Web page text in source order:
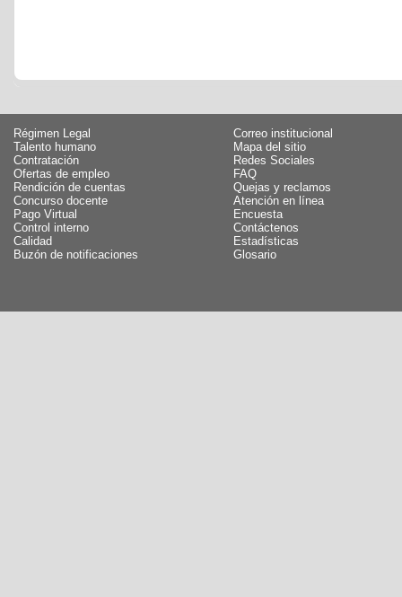
Régimen Legal
Talento humano
Contratación
Ofertas de empleo
Rendición de cuentas
Concurso docente
Pago Virtual
Control interno
Calidad
Buzón de notificaciones
Correo institucional
Mapa del sitio
Redes Sociales
FAQ
Quejas y reclamos
Atención en línea
Encuesta
Contáctenos
Estadísticas
Glosario